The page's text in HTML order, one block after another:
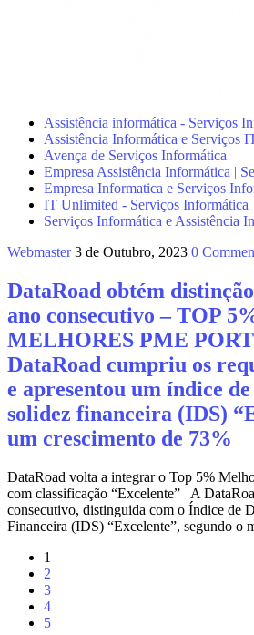
Assistência informática - Serviços
Assistência Informática e Serviços
Avença de Serviços Informática
Empresa Assistência Informática |
Empresa Informatica e Serviços
IT Unlimited - Serviços Informática
Serviços Informática e Assistência
Webmaster 3 de Outubro, 2023 0
DataRoad obtém
ano consecutivo – TOP
MELHORES PME
DataRoad cumpriu os
e apresentou um índice de
solidez financeira (IDS)
um crescimento de 73%
DataRoad volta a integrar o Top 5%
com classificação “Excelente” A
consecutivo, distinguida com o Índice de
Financeira (IDS) “Excelente”, segundo o
1
2
3
4
5